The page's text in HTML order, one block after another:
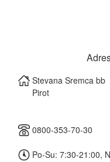
Stevana Sremca bb
Pirot
0800-353-70-30
Po-Su: 7:30-21:00,